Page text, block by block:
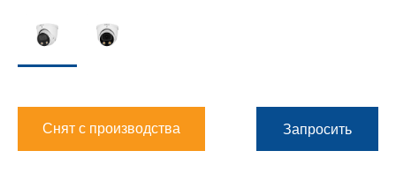
Снят с производства Запросить